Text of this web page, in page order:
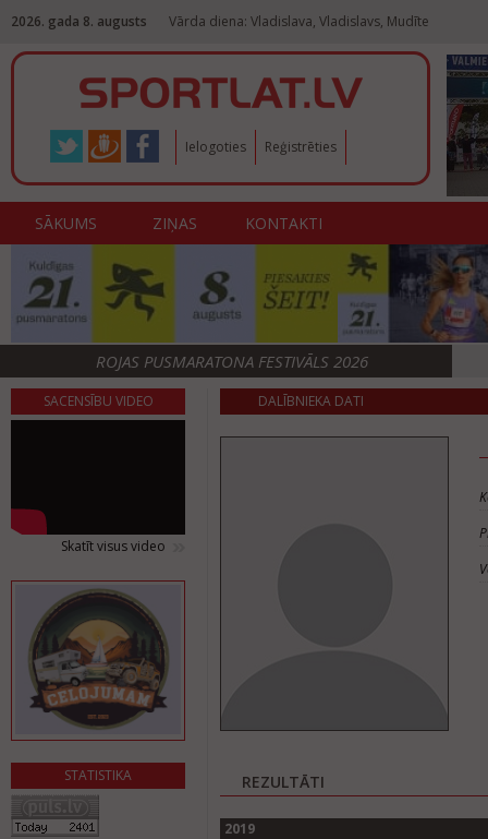
2026. gada 8. augusts Vārda diena: Vladislava, Vladislavs, Mudīte
Ielogoties Reģistrēties
SĀKUMS ZIŅAS KONTAKTI
ROJAS PUSMARATONA FESTIVĀLS 2026
SACENSĪBU VIDEO
Skatīt visus video
STATISTIKA
DALĪBNIEKA DATI
REZULTĀTI
2019